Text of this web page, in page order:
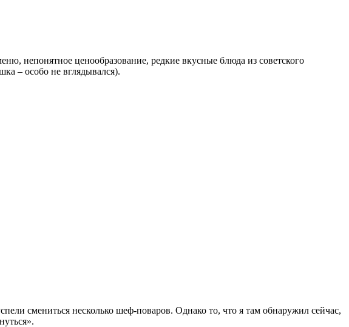
непонятное ценообразование, редкие вкусные блюда из советского
– особо не вглядывался).
смениться несколько шеф-поваров. Однако то, что я там обнаружил сейчас,